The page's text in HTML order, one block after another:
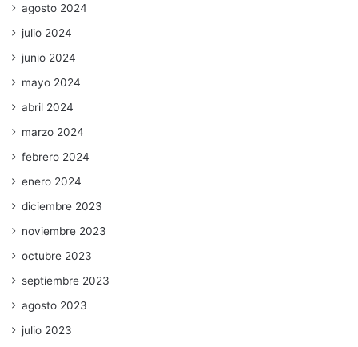
agosto 2024
julio 2024
junio 2024
mayo 2024
abril 2024
marzo 2024
febrero 2024
enero 2024
diciembre 2023
noviembre 2023
octubre 2023
septiembre 2023
agosto 2023
julio 2023